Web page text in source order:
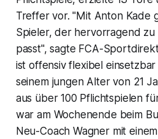
Treffer vor. "Mit Anton Kade
Spieler, der hervorragend
passt", sagte FCA-
ist offensiv flexibel
seinem jungen Alter von 21
aus über 100 Pflichtspielen
war am Wochenende beim
Neu-Coach Wagner mit